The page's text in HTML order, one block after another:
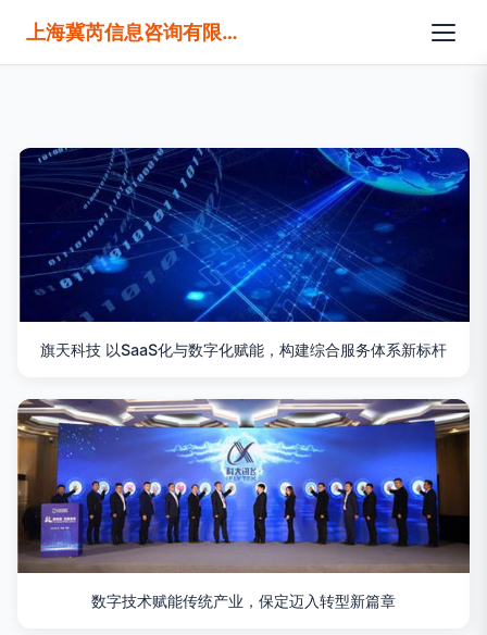
上海冀芮信息咨询有限公司
旗天科技 以SaaS化与数字化赋能，构建综合服务体系新标杆
数字技术赋能传统产业，保定迈入转型新篇章